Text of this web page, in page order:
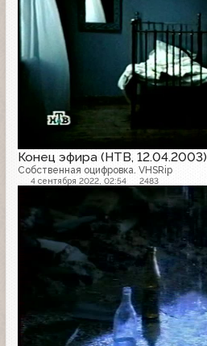
Конец эфира (НТВ, 12.04.2003)
Собственная оцифровка. VHSRip
4 сентября 2022, 02:54 2483